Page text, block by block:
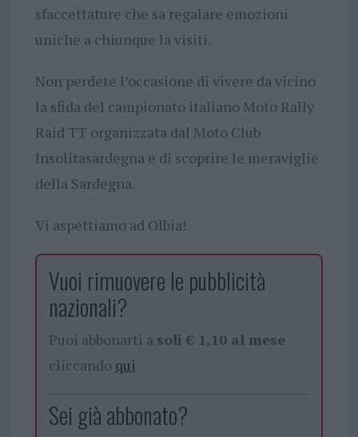
sfaccettature che sa regalare emozioni
uniche a chiunque la visiti.
Non perdete l’occasione di vivere da vicino
la sfida del campionato italiano Moto Rally
Raid TT organizzata dal Moto Club
Insolitasardegna e di scoprire le meraviglie
della Sardegna.
Vi aspettiamo ad Olbia!
Vuoi rimuovere le pubblicità
nazionali?
Puoi abbonarti a soli € 1,10 al mese
cliccando qui
Sei già abbonato?